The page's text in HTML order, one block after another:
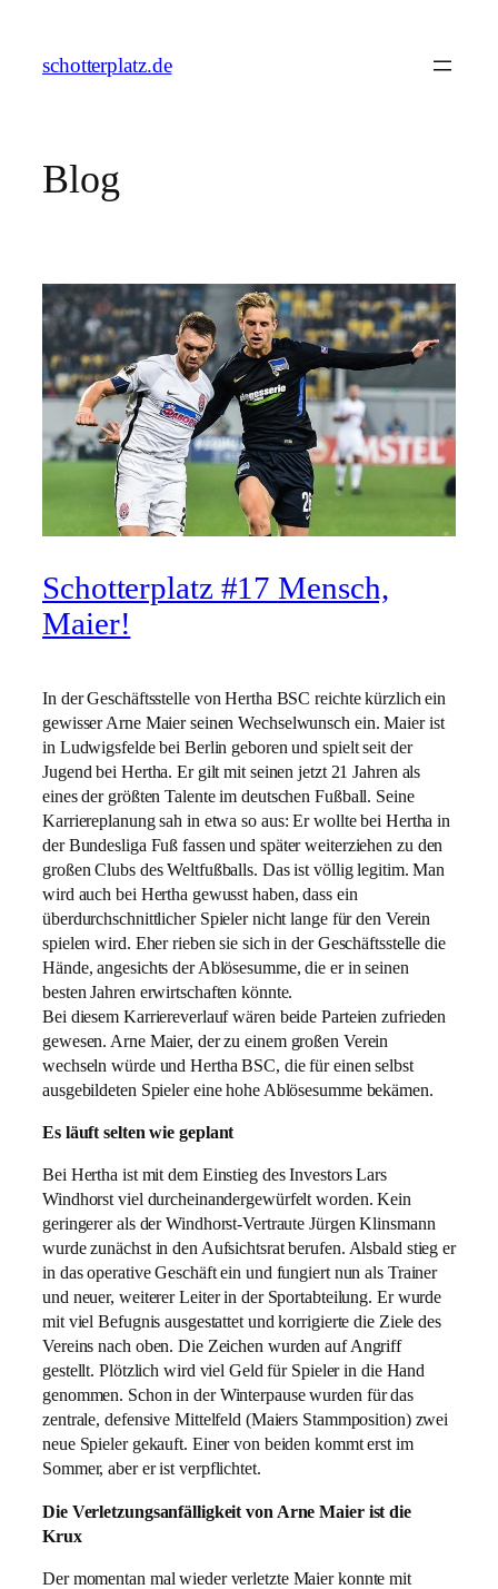
springen
schotterplatz.de
Blog
Schotterplatz #17 Mensch,
Maier!
In der Geschäftsstelle von Hertha BSC reichte kürzlich ein
gewisser Arne Maier seinen Wechselwunsch ein. Maier ist
in Ludwigsfelde bei Berlin geboren und spielt seit der
Jugend bei Hertha. Er gilt mit seinen jetzt 21 Jahren als
eines der größten Talente im deutschen Fußball. Seine
Karriereplanung sah in etwa so aus: Er wollte bei Hertha in
der Bundesliga Fuß fassen und später weiterziehen zu den
großen Clubs des Weltfußballs. Das ist völlig legitim. Man
wird auch bei Hertha gewusst haben, dass ein
überdurchschnittlicher Spieler nicht lange für den Verein
spielen wird. Eher rieben sie sich in der Geschäftsstelle die
Hände, angesichts der Ablösesumme, die er in seinen
besten Jahren erwirtschaften könnte.
Bei diesem Karriereverlauf wären beide Parteien zufrieden
gewesen. Arne Maier, der zu einem großen Verein
wechseln würde und Hertha BSC, die für einen selbst
ausgebildeten Spieler eine hohe Ablösesumme bekämen.
Es läuft selten wie geplant
Bei Hertha ist mit dem Einstieg des Investors Lars
Windhorst viel durcheinandergewürfelt worden. Kein
geringerer als der Windhorst-Vertraute Jürgen Klinsmann
wurde zunächst in den Aufsichtsrat berufen. Alsbald stieg er
in das operative Geschäft ein und fungiert nun als Trainer
und neuer, weiterer Leiter in der Sportabteilung. Er wurde
mit viel Befugnis ausgestattet und korrigierte die Ziele des
Vereins nach oben. Die Zeichen wurden auf Angriff
gestellt. Plötzlich wird viel Geld für Spieler in die Hand
genommen. Schon in der Winterpause wurden für das
zentrale, defensive Mittelfeld (Maiers Stammposition) zwei
neue Spieler gekauft. Einer von beiden kommt erst im
Sommer, aber er ist verpflichtet.
Die Verletzungsanfälligkeit von Arne Maier ist die
Krux
Der momentan mal wieder verletzte Maier konnte mit